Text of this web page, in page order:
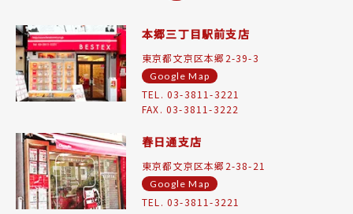
本郷三丁目駅前支店
東京都文京区本郷2-39-3
Google Map
TEL. 03-3811-3221
FAX. 03-3811-3222
春日通支店
東京都文京区本郷2-38-21
Google Map
TEL. 03-3811-3221